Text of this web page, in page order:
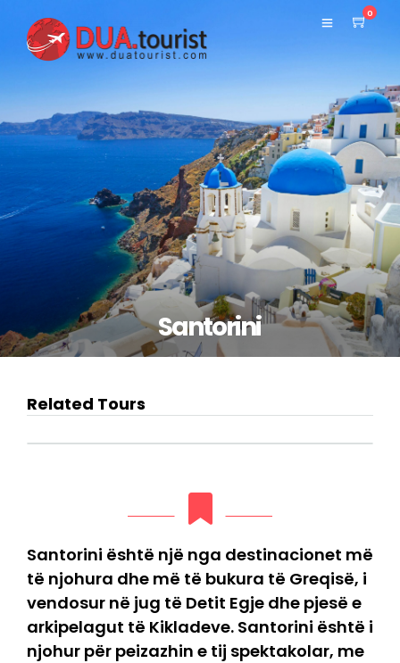
0
Santorini
Related Tours
Santorini është një nga destinacionet më
të njohura dhe më të bukura të Greqisë, i
vendosur në jug të Detit Egje dhe pjesë e
arkipelagut të Kikladeve. Santorini është i
njohur për peizazhin e tij spektakolar, me